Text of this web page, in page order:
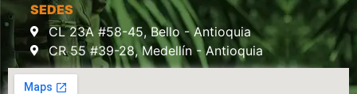
SEDES
CL 23A #58-45, Bello - Antioquia
CR 55 #39-28, Medellín - Antioquia